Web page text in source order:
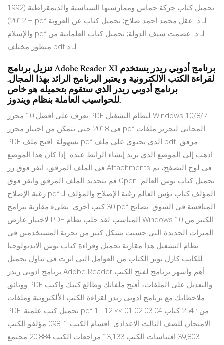
تحميل كتاب حركة حماس وممارستها السياسية والديمقراطية (1992
– 2012) pdf لـ د. عقل محمد أحمد صلاح; تحميل كتاب عن العروبة
والإسلام pdf لـ د. عصمت سيف الدولة; تحميل كتاب العلمانية من
منظور مختلف pdf لـ د.
تنزيل برنامج Adobe Reader XI برنامج أدوبي ريدر يستخدم
لقراءة الكتب الالكترونية و يعتبر البرنامج الرائد بهذا المجال.
برنامج أدوبي ريدر الذي ستقوم بتحميله هو خاص
للحواسيب العاملة بنظام ويندوز.
تعرف على أفضل 10 محرر PDF لنظام التشغيل Windows 10/8/7
في 2018 حتى تتمكن من اختيار محرر pdf المجاني لتحرير ملفات
PDF بسهولة. افتح ملف pdf الذي يحتوي على ملف pdf مرفق.
اذهب إلى الموضع الذي تريد إنشاء الرابط عنده. إذا كان هذا الموضع
في الملف المرفق، انقر فوق زر Attachments في لوح التصفح، ثم
قم بتحديد الملف المرفق وانقر فوق Open. تحميل كتاب بؤس العالم
رغبة الإصلاح pdf المؤلف كتاب بؤس العالم رغبة الإصلاح والمؤلف لـ
30 كتب أخرى. بطيء مقارنة ببرامج pdf المنافسة في السوق. نصائح
لاختيار عارض PDF المناسب لقد جلب نظام Windows 10 الكثير من
الميزات الجديدة التي حسنت بشكل كبير من تجربة المستخدمين في
نظام التشغيل هذا مقارنة تحميل وقراءة كتاب بؤس الايديولوجيا
للكاتب كارل بوبر الكتاب من العوامل التي اثرت في تناول تحميل
برنامج ادوبي ريدر Adobe Reader أهم وأشهر برنامج لفتح الكتب
ووثائق PDF والتعديل على الملفات، أفتح ملفاتك وطالع كتبك واكتب
ملاحظاتك مع برنامج ادوبي ريدر لقراءة الكتب الألكترونية وملفات
PDF. تحميل كتب علمية pdf-1 - 12 من : 254 كتاب 04 03 02 01 >>
الامتحان للصف الثالث الاعدادى. أقسام الكتب 1 ,098 مؤلفو الكتب
39,803 اقتباسات الكتب 13,133 مراجعات الكتب 20,884 مجتمع